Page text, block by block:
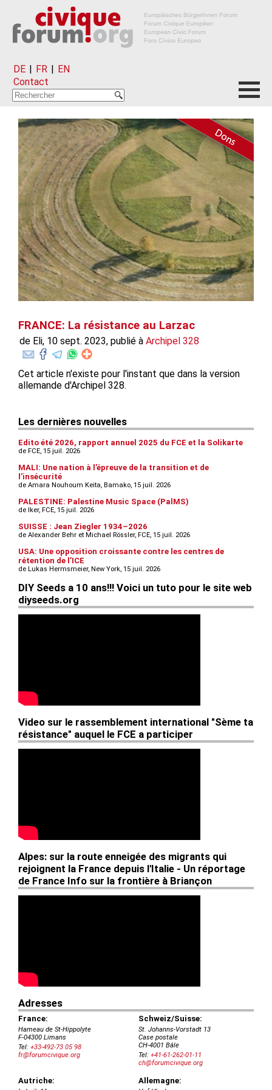
DE | FR | EN
Contact
FRANCE: La résistance au Larzac
de Eli, 10 sept. 2023, publié à Archipel 328
Cet article n'existe pour l'instant que dans la version
allemande d'Archipel 328.